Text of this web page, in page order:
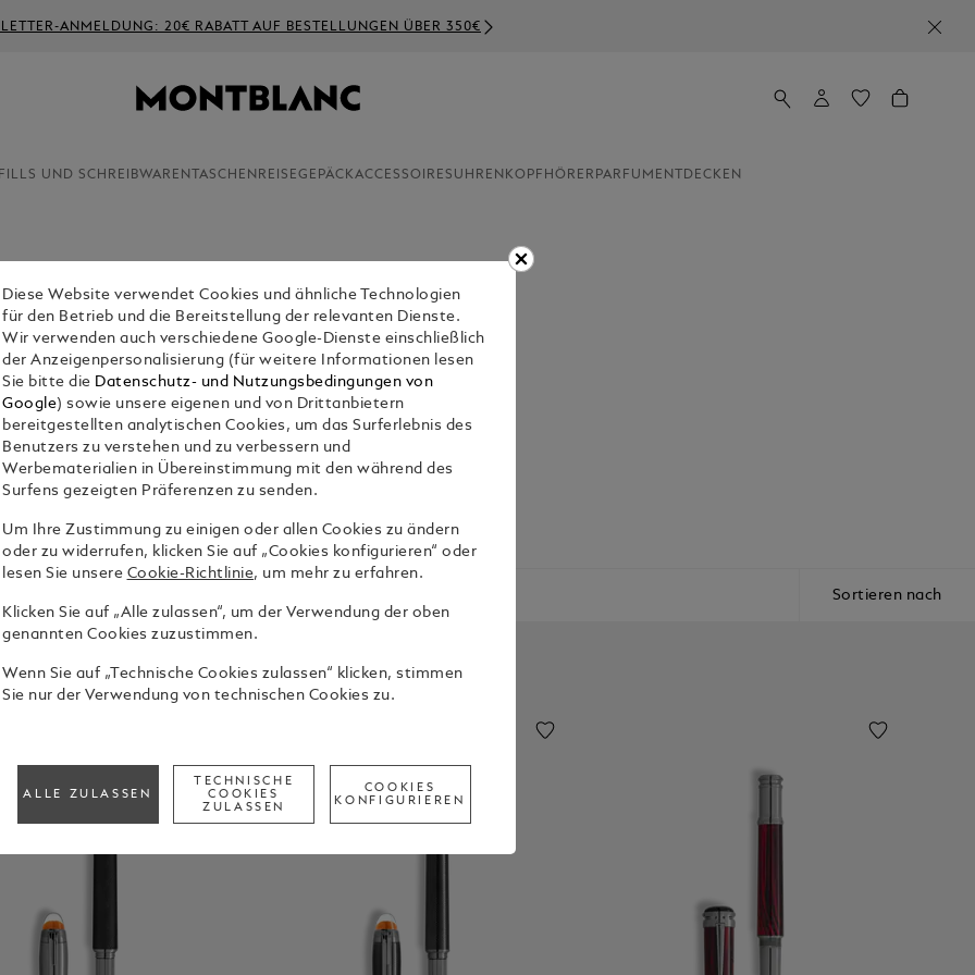
ANMELDUNG: 20€ RABATT AUF BESTELLUNGEN ÜBER 350€
UND SCHREIBWAREN TASCHEN REISEGEPÄCKACCESSOIRES UHREN KOPFHÖRER PARFUM ENTDECKEN
Drehbleist
Ifte
Kollektion
Creators
&
Visionarie
Sortieren nach
Diese Website verwendet Cookies und ähnliche Technologien
für den Betrieb und die Bereitstellung der relevanten Dienste.
Wir verwenden auch verschiedene Google-Dienste einschließlich
der Anzeigenpersonalisierung (für weitere Informationen lesen
Sie bitte die
Datenschutz- und Nutzungsbedingungen von
Google) sowie unsere eigenen und von Drittanbietern
bereitgestellten analytischen Cookies, um das Surferlebnis des
Benutzers zu verstehen und zu verbessern und
Werbematerialien in Übereinstimmung mit den während des
Surfens gezeigten Präferenzen zu senden.
Um Ihre Zustimmung zu einigen oder allen Cookies zu ändern
oder zu widerrufen, klicken Sie auf „Cookies konfigurieren“ oder
lesen Sie unsere Cookie-Richtlinie, um mehr zu erfahren.
Klicken Sie auf „Alle zulassen“, um der Verwendung der oben
genannten Cookies zuzustimmen.
Wenn Sie auf „Technische Cookies zulassen“ klicken, stimmen
Sie nur der Verwendung von technischen Cookies zu.
ALLE ZULASSEN
TECHNISCHE
COOKIES
ZULASSEN
COOKIES
KONFIGURIEREN